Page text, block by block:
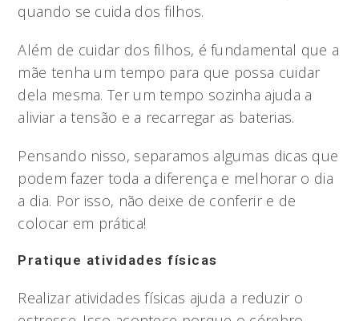
quando se cuida dos filhos.
Além de cuidar dos filhos, é fundamental que a
mãe tenha um tempo para que possa cuidar
dela mesma. Ter um tempo sozinha ajuda a
aliviar a tensão e a recarregar as baterias.
Pensando nisso, separamos algumas dicas que
podem fazer toda a diferença e melhorar o dia
a dia. Por isso, não deixe de conferir e de
colocar em prática!
Pratique atividades físicas
Realizar atividades físicas ajuda a reduzir o